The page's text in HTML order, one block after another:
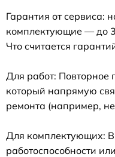
Гарантия от сервиса:
комплектующие — до
Что считается
Для работ: Повторное
который напрямую
ремонта (например,
Для комплектующих:
работоспособности